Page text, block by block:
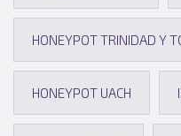
HONEYPOT TRINIDAD Y
HONEYPOT UACH